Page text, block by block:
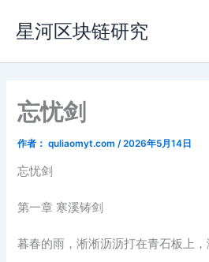
容
星河区块链研究
忘忧剑
作者： quliaomyt.com /2026年5月14日
忘忧剑
第一章 寒溪铸剑
暮春的雨，淅淅沥沥打在青石板上，